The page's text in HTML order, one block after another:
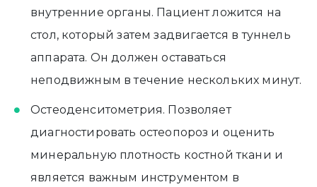
внутренние органы. Пациент ложится на
стол, который затем задвигается в туннель
аппарата. Он должен оставаться
неподвижным в течение нескольких минут.
Остеоденситометрия. Позволяет
диагностировать остеопороз и оценить
минеральную плотность костной ткани и
является важным инструментом в